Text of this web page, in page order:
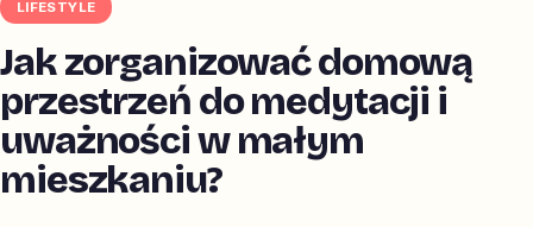
LIFESTYLE
Jak zorganizować domową
przestrzeń do medytacji i
uważności w małym
mieszkaniu?